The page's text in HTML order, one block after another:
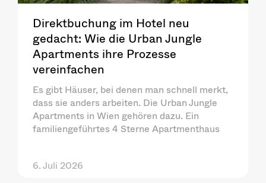
Direktbuchung im Hotel neu
gedacht: Wie die Urban Jungle
Apartments ihre Prozesse
vereinfachen
Es gibt Häuser, bei denen man schnell merkt,
dass sie anders arbeiten. Die Urban Jungle
Apartments in Wien gehören dazu. Ein
familiengeführtes 4 Sterne Apartmenthaus
6. Juli 2026